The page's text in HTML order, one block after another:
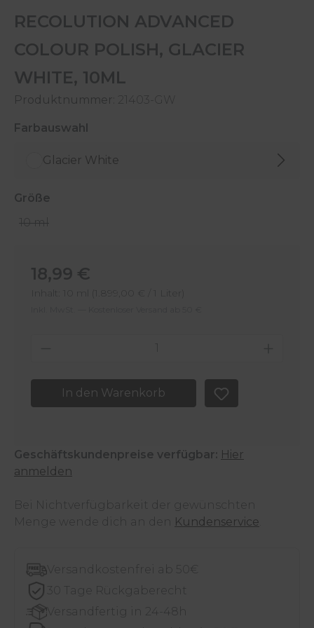
RECOLUTION ADVANCED
COLOUR POLISH, GLACIER
WHITE, 10ML
Produktnummer: 21403-GW
Farbauswahl
Glacier White
Größe
10 ml
Regulärer Preis:
18,99 €
Inhalt: (1.899,00 € / 1 Liter)
Produkt Anzahl: Gib den
In den Warenkorb
Geschäftskundenpreise verfügbar: Hier
anmelden
Bei Nichtverfügbarkeit der gewünschten
Menge wende dich an den
Kundenservice
Versandkostenfrei ab 50€
30 Tage Rückgaberecht
Versandfertig in 24-48h